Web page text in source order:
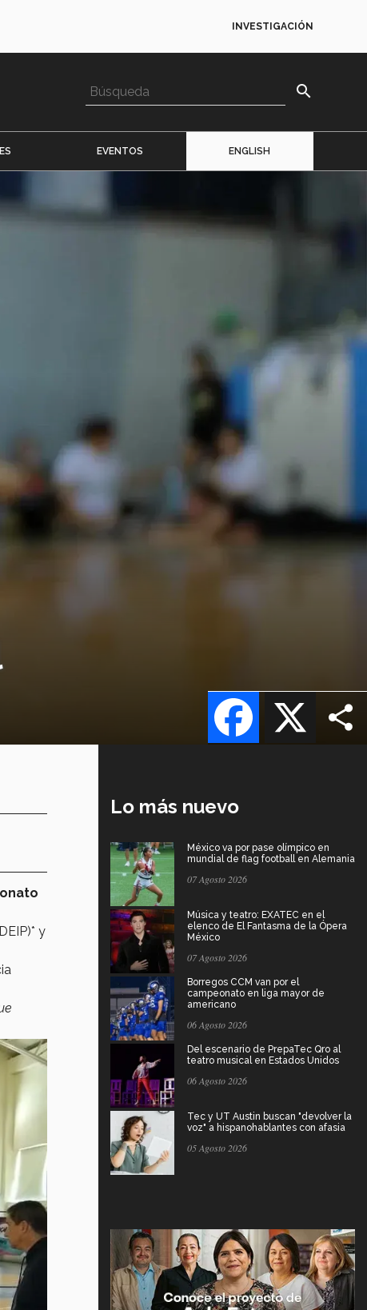
INVESTIGACIÓN
search
EVENTOS ENGLISH
X
Facebook
y
Lo más nuevo
México va por pase olímpico en
mundial de flag football en Alemania
07 Agosto 2026
Música y teatro: EXATEC en el
elenco de El Fantasma de la Ópera
México
07 Agosto 2026
Borregos CCM van por el
campeonato en liga mayor de
americano
06 Agosto 2026
Del escenario de PrepaTec Qro al
teatro musical en Estados Unidos
06 Agosto 2026
Tec y UT Austin buscan "devolver la
voz" a hispanohablantes con afasia
05 Agosto 2026